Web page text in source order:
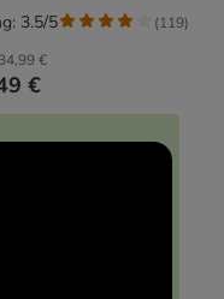
34,99 €
€
3.5/5 (119)